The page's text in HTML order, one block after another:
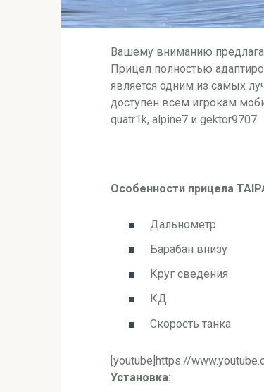
Вашему вниманию
Прицел полностью
является одним из самых
доступен всем игрокам
quatr1k, alpine7 и gektor9707.
Особенности прицела
Дальнометр
Барабан внизу
Круг сведения
КД
Скорость танка
[youtube]https://
Установка: